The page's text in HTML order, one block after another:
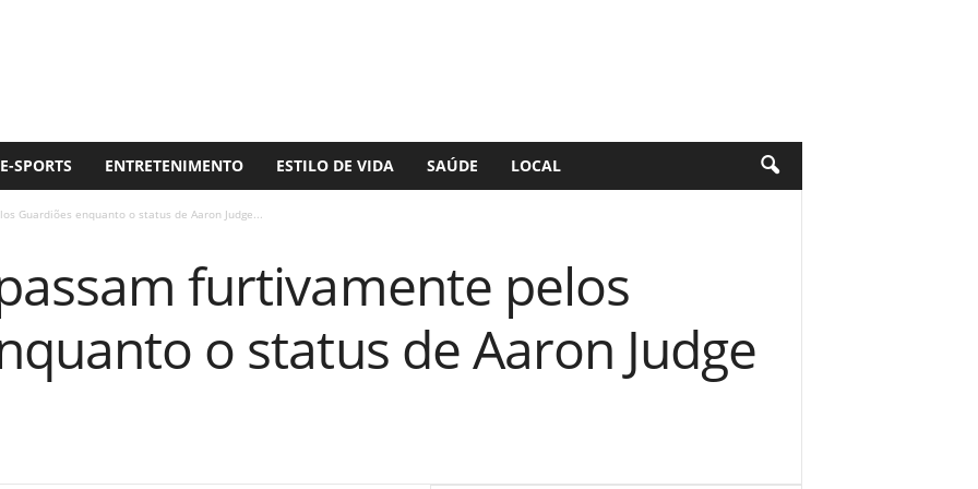
E-SPORTS ENTRETENIMENTO ESTILO DE VIDA SAÚDE LOCAL
Guardiões enquanto o status de Aaron Judge...
furtivamente pelos
o status de Aaron Judge